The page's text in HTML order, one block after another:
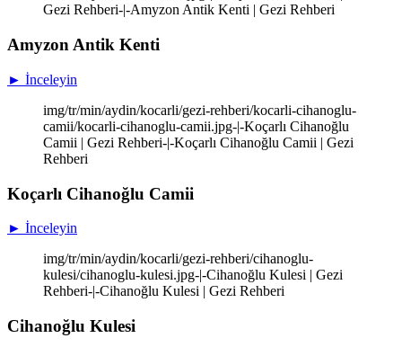
Gezi Rehberi-|-Amyzon Antik Kenti | Gezi Rehberi
Amyzon Antik Kenti
► İnceleyin
img/tr/min/aydin/kocarli/gezi-rehberi/kocarli-cihanoglu-
camii/kocarli-cihanoglu-camii.jpg-|-Koçarlı Cihanoğlu
Camii | Gezi Rehberi-|-Koçarlı Cihanoğlu Camii | Gezi
Rehberi
Koçarlı Cihanoğlu Camii
► İnceleyin
img/tr/min/aydin/kocarli/gezi-rehberi/cihanoglu-
kulesi/cihanoglu-kulesi.jpg-|-Cihanoğlu Kulesi | Gezi
Rehberi-|-Cihanoğlu Kulesi | Gezi Rehberi
Cihanoğlu Kulesi